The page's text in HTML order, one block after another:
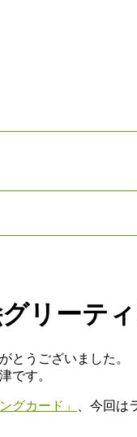
ーティ
とうございました。
です。
グカード」 、今回は